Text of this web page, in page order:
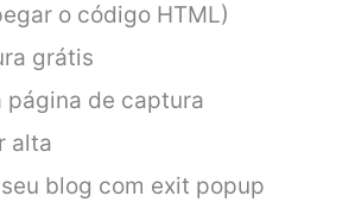
o código HTML)
grátis
página de captura
alta
blog com exit popup